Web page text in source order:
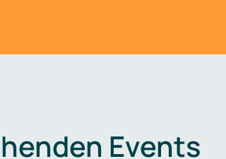
Events